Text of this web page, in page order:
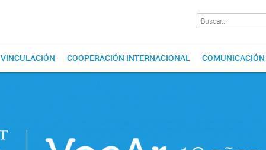
VINCULACIÓN COOPERACIÓN INTERNACIONAL COMUNICACIÓN